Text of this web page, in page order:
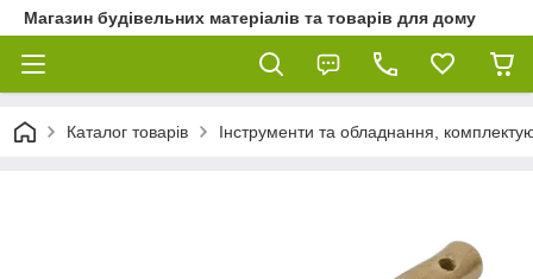
Магазин будівельних матеріалів та товарів для дому
Каталог товарів Інструменти та обладнання,